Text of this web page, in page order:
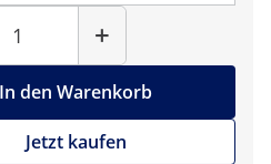
Menge
+
In den Warenkorb
Jetzt kaufen